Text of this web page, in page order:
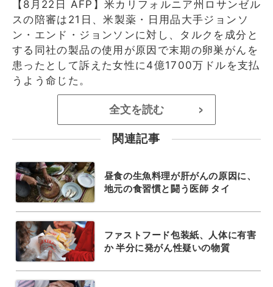
【8月22日 AFP】米カリフォルニア州ロサンゼル
スの陪審は21日、米製薬・日用品大手ジョンソ
ン・エンド・ジョンソンに対し、タルクを成分と
する同社の製品の使用が原因で末期の卵巣がんを
患ったとして訴えた女性に4億1700万ドルを支払
うよう命じた。
全文を読む >
関連記事
昼食の生魚料理が肝がんの原因に、
地元の食習慣と闘う医師 タイ
ファストフード包装紙、人体に有害
か 半分に発がん性疑いの物質